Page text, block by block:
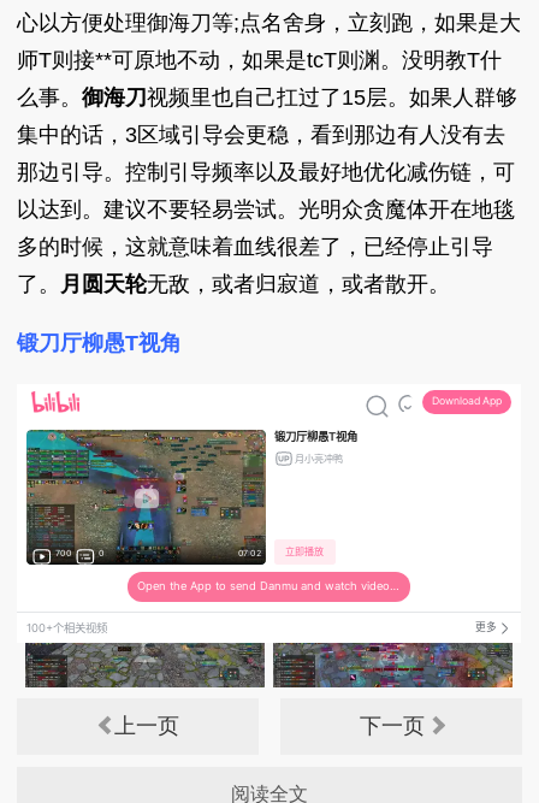
心以方便处理御海刀等;点名舍身，立刻跑，如果是大
师T则接**可原地不动，如果是tcT则渊。没明教T什
么事。御海刀视频里也自己扛过了15层。如果人群够
集中的话，3区域引导会更稳，看到那边有人没有去
那边引导。控制引导频率以及最好地优化减伤链，可
以达到。建议不要轻易尝试。光明众贪魔体开在地毯
多的时候，这就意味着血线很差了，已经停止引导
了。 月圆天轮无敌，或者归寂道，或者散开。
锻刀厅柳愚T视角
上一页 下一页
阅读全文